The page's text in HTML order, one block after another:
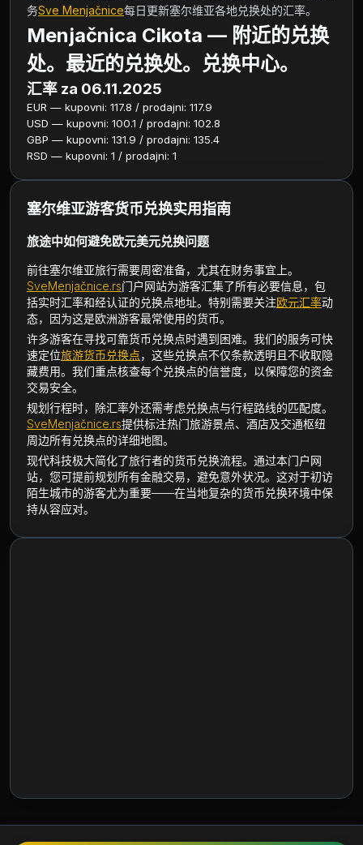
务Sve Menjačnice
Menjačnica Cikota — 附近的兑换
处。最近的兑换处。兑换中心。
汇率 za 06.11.2025
EUR — kupovni: 117.8 / prodajni: 117.9
USD — kupovni: 100.1 / prodajni: 102.8
GBP — kupovni: 131.9 / prodajni: 135.4
RSD — kupovni: 1 / prodajni: 1
塞尔维亚游客货币兑换实用指南
旅途中如何避免欧元美元兑换问题
前往塞尔维亚旅行需要周密准备，尤其在财务事宜上。
SveMenjačnice.rs门户网站为游客汇集了所有必要信息，包
括实时汇率和经认证的兑换点地址。特别需要关注欧元汇率动
态，因为这是欧洲游客最常使用的货币。
许多游客在寻找可靠货币兑换点时遇到困难。我们的服务可快
速定位旅游货币兑换点，这些兑换点不仅条款透明且不收取隐
藏费用。我们重点核查每个兑换点的信誉度，以保障您的资金
交易安全。
规划行程时，除汇率外还需考虑兑换点与行程路线的匹配度。
SveMenjačnice.rs提供标注热门旅游景点、酒店及交通枢纽
周边所有兑换点的详细地图。
现代科技极大简化了旅行者的货币兑换流程。通过本门户网
站，您可提前规划所有金融交易，避免意外状况。这对于初访
陌生城市的游客尤为重要——在当地复杂的货币兑换环境中保
持从容应对。